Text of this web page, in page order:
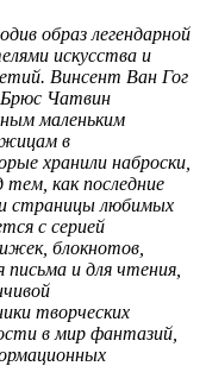
образ легендарной
искусства и
Винсент Ван Гог
Брюс Чатвин
маленьким
в
хранили наброски,
как последние
страницы любимых
с серией
блокнотов,
письма и для чтения,
творческих
в мир фантазий,